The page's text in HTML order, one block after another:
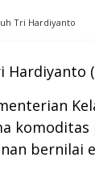
Tri Hardiyanto
Hardiyanto (
komoditas
bernilai